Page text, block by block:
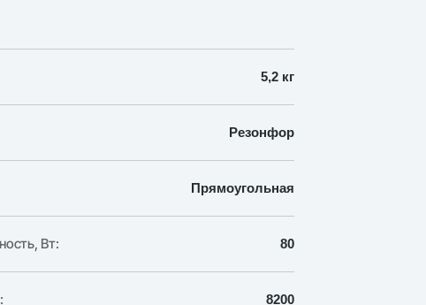
5,2 кг
Резонфор
Прямоугольная
Вт: 80
8200